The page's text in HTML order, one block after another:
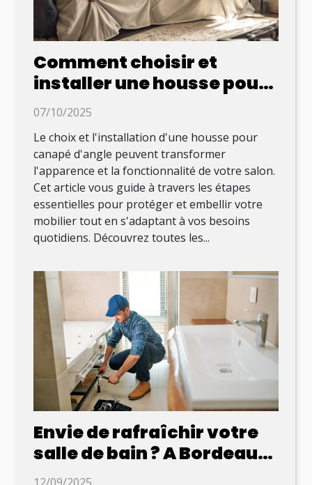
Comment choisir et
installer une housse pour
canapé d'angle ?
07/10/2025
Le choix et l'installation d'une housse pour
canapé d'angle peuvent transformer
l'apparence et la fonctionnalité de votre salon.
Cet article vous guide à travers les étapes
essentielles pour protéger et embellir votre
mobilier tout en s'adaptant à vos besoins
quotidiens. Découvrez toutes les...
Envie de rafraîchir votre
salle de bain ? A Bordeaux,
Micazza s’occupe de tout !